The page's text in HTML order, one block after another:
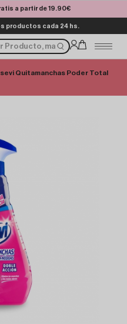
a partir de 19.90€
productos cada 24 hs.
Quitamanchas Poder Total